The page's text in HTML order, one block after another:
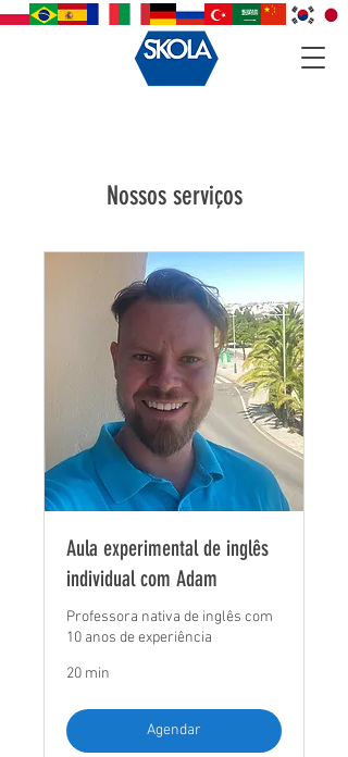
Nossos serviços
Aula experimental de inglês
individual com Adam
Professora nativa de inglês com
10 anos de experiência
20 min
Agendar